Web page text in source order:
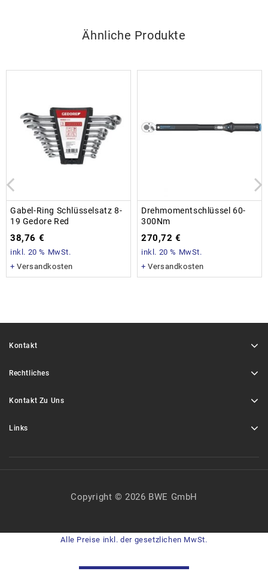
Ähnliche Produkte
Gabel-Ring Schlüsselsatz 8-
19 Gedore Red
38,76 €
inkl. 20 % MwSt.
+Versandkosten
Drehmomentschlüssel 60-
300Nm
270,72€
inkl. 20 % MwSt.
+Versandkosten
Kontakt
Rechtliches
Kontakt Zu Uns
Links
Copyright © 2026 BWE GmbH
Alle Preise inkl. der gesetzlichen MwSt.